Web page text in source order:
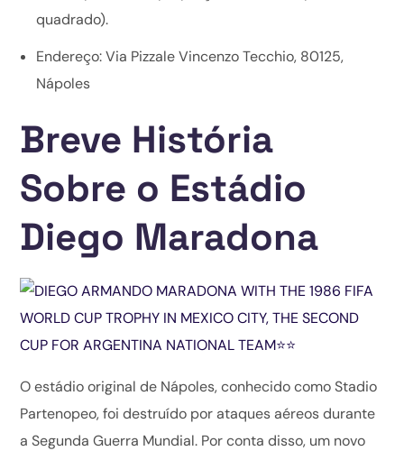
quadrado).
Endereço: Via Pizzale Vincenzo Tecchio, 80125,
Nápoles
Breve História
Sobre o Estádio
Diego Maradona
O estádio original de Nápoles, conhecido como Stadio
Partenopeo, foi destruído por ataques aéreos durante
a Segunda Guerra Mundial. Por conta disso, um novo